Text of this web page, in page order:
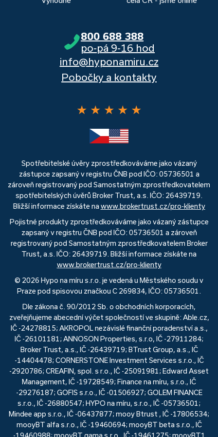
800 688 388
po-pá 9-16 hod
info@hyponamiru.cz
Pobočky a kontakty
★ ★ ★ ★ ★
Spotřebitelské úvěry zprostředkováváme jako vázaný
zástupce zapsaný v registru ČNB pod IČO: 05736501 a
zároveň registrovaný pod Samostatným zprostředkovatelem
spotřebitelských úvěrů Broker Trust, a.s. IČO: 26439719.
Bližší informace získáte na www.brokertrust.cz/pro-klienty
Pojistné produkty zprostředkováváme jako vázaný zástupce
zapsaný v registru ČNB pod IČO: 05736501 a zároveň
registrovaný pod Samostatným zprostředkovatelem Broker
Trust, a.s. IČO: 26439719. Bližší informace získáte na
www.brokertrust.cz/pro-klienty
© 2026 Hypo na míru s.r.o. je vedená u Městského soudu v
Praze pod spisovou značkou C 269834, IČO: 05736501.
Dle zákona č. 90/2012 Sb. o obchodních korporacích,
zveřejňujeme abecední výčet společností ve skupině: Able.cz,
IČ -24278815; AKROPOL nezávislé finanční poradenství a.s.,
IČ -26101181; ANNOSON Properties, s.r.o, IČ -27911284;
Broker Trust, a.s., IČ -26439719; BTrust Group, a.s., IČ
-14404478; CORNERSTONE Investment Services s.r.o., IČ
-2920786; CREAFIN, spol. s r.o., IČ -25091981; Edward Asset
Management, IČ -19728549; Finance na míru, s.r.o., IČ
-29276187; GOFIS s.r.o., IČ -01506927; GOLEM FINANCE
s.r.o., IČ -26880547; HYPO na míru, s.r.o., IČ -05736501;
Mindee app s.r.o., IČ -06437877; mooy Btrust , IČ -17806534;
mooyBT alfa s.r.o., IČ -19460694; mooyBT beta s.r.o., IČ
-19460988; mooyBT gama s.r.o., IČ -19461275; mooyBT1